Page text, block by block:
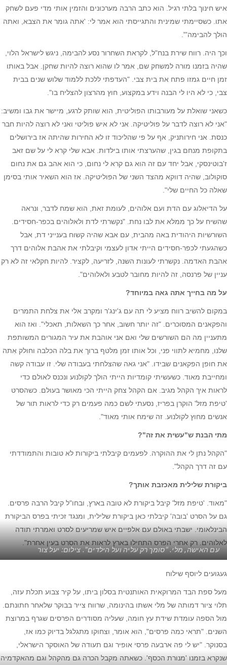
איש חינוך בלתי רגיל. הוא כתב הרבה מערכונים והזמין אותי מדי פעם לשחק
אתו. כשסיימתי שמינית והתגייסתי הוא אמר לי: 'אתה גומר את הצבא, ואתה
הולך להבימה'".
וכך היה. רווח שירת בנח"ל, לקראת השחרור נסע להבימה, ניגש לישראל הלוי,
שהיה בזמנו מורה למשחק שם, אמר לו שהוא רוצה להיות שחקן. אבל באותו
זמן חיים גמזו פתח את בית צבי. "העדפתי ללכת ללמוד שלוש שנים בבית
צבי, כי לא היו לי הבנה וידע במקצוע, חוץ מהרצון להצליח בו".
כשאני שואלת על מעורבותו הפוליטית, הוא שותק לרגע, מיישר את גבו ומשיב:
"אני לא רוצה לדבר על פוליטיקה. אני לא איש פוליטי ואני לא רוצה להיות חבר
כנסת. אני חירותניק, אף על פי שהליכוד זו לא החירות שהיתה אז בירושלים
בתקופת מנחם בגין, שהערצתי אותו בילדות. אבא שלי קרא לי על שם זאב
ז'בוטינסקי, אבל יחד עם זה הוא גם קרא לי נחום, כי הוא אהב גם את נחום
סוקולוב, שהיה דווקא מהצד השני של הפוליטיקה. אז הוא השאיר אותי בסימן
שאלה כל החיים שלי".
על הדיאלוג עם הדת ועם אלוהים, לעומת זאת, הוא שמח לדבר, ונראה
שהשיח על כך ממלא את לבו נחת. "נקשרתי לדת ולאלוהים בכפר-חסידים.
השורשיות היהודית באה מהבית, עם אבא שהיה קשוח בענייני דת, אבל
כשהגעתי לכפר-חסידים הייתי אדון לעצמי וקיבלתי את אהבת אלוהים דרך
אהבת האדמה. נקשרתי לעונות השנה, לזריעה, לקציר. להיות חקלאי זה לא רק
עניין של פרנסה, זה להיות מחובר לטבע ולאלוהים".
על מה בחייך אתה גאה במיוחד?
במקום להשיב רווח מציע לי תה עם ג'ינג'ר ומקרב אלי את צלחת התמרים
והפקאנים המסוכרים. "זה יותר חשוב, אחר כך השאלות, תאכלי". ואז הוא
מתעניין מה הם השורשים שלי ואם אני אוהבת את עיר המגורים המשותפת
שלנו, מחמיא לתווי פני, וכל אותו זמן מלטף ברוך את בלה הכלבה וחולק אִתה
את חופן הפקאנים שבידו. "אני גאה שהצלחתי בעבודה שלי. זו עבודה קשה
ומחייבת מאוד. כשעשיתי קומדיות הייתי הולך לקולנוע ונכנס לאולם כדי
לראות איך הקהל מגיב. אם הקהל צחק הייתי הכי מאושר בעולם. כשהסרט
'טיפת מזל' הוקרן בפריז, נסעתי לשם כמה פעמים רק כדי לראות תור של
אנשים מחוץ לקולנוע. זה שימח אותי מאוד".
מתי הבנת ש"עשית את זה"?
"הקהל נתן לי את ההוקרה. לפעמים קיבלתי ביקורות לא טובות והתמודדתי
עם זה דרך הקהל".
ביקורת שלילית מאכזבת אותך?
"מאוד. 'טיפת מזל' קיבל ביקורת לא טובה בארץ, ובחו"ל קיבל הרבה פרסים.
גם על הסרט 'בובה' קיבלתי כאן ביקורת שלילית, ומנגד זכיתי בפרס הביקורת
הבינלאומי. ישבתי באולם עם אלפיים איש שמריעים לסרט ואמרתי תודה
לאלוהים. רק אחרי הפרס התחילו בארץ לראות את הסרט בעין אחרת".
עם האישה, מלי. "סומך רק עליה ועל הילדים". צילום: יעל צור
געגועים ליוסף שילוח
מעל ספת הבד המרוקאית האותנטית בסלון ביתו, על קיר צבוע תכלת עזה,
תלוי ציור דמותה של מלי אשתו בהינומה, שרווח צייר בבוקר שלאחר חתונתם.
מול הספה עומדת שידת עץ חומה, שעליה מסודרים הפרסים שגרף במרוצת
השנים. "תראי כמה פרסים", הוא אומר, וצחוקו מתגלגל בדיוק כמו אז,
בסנוקר. "יש לי פה ארבעה פרסי אופיר וגם תעודה של האוסקר הישראלי,
שנקרא בזמנו 'מנורת הכסף'. כשאתה מקבל הכרה גם מהקהל וגם מהאקדמיה